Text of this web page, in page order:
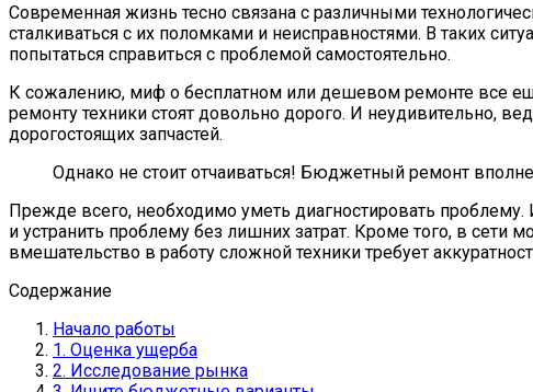
Современная жизнь тесно связана с различными
сталкиваться с их поломками и неисправностями. В таких
попытаться справиться с проблемой самостоятельно.
К сожалению, миф о бесплатном или дешевом ремонте все
ремонту техники стоят довольно дорого. И неудивительно,
дорогостоящих запчастей.
Однако не стоит отчаиваться! Бюджетный ремонт
Прежде всего, необходимо уметь диагностировать
и устранить проблему без лишних затрат. Кроме того, в
вмешательство в работу сложной техники требует
Содержание
Начало работы
1. Оценка ущерба
2. Исследование рынка